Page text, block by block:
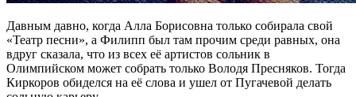
Давным давно, когда Алла Борисовна только собирала свой
«Театр песни», а Филипп был там прочим среди равных, она
вдруг сказала, что из всех её артистов сольник в
Олимпийском может собрать только Володя Пресняков. Тогда
Киркоров обиделся на её слова и ушел от Пугачевой делать